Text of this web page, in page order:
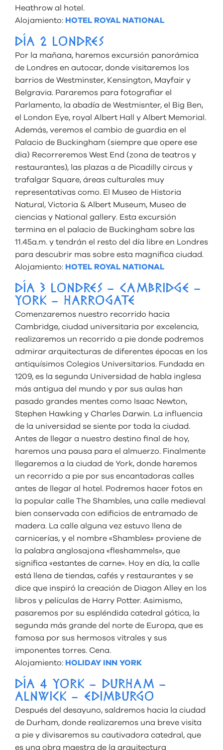
Heathrow al hotel.
Alojamiento: HOTEL ROYAL NATIONAL
DÍA 2 LONDRES
Por la mañana, haremos excursión panorámica
de Londres en autocar, donde visitaremos los
barrios de Westminster, Kensington, Mayfair y
Belgravia. Pararemos para fotografiar el
Parlamento, la abadía de Westmisnter, el Big Ben,
el London Eye, royal Albert Hall y Albert Memorial.
Además, veremos el cambio de guardia en el
Palacio de Buckingham (siempre que opere ese
dia) Recorreremos West End (zona de teatros y
restaurantes), las plazas a de Picadilly circus y
trafalgar Square, áreas culturales muy
representativas como. El Museo de Historia
Natural, Victoria & Albert Museum, Museo de
ciencias y National gallery. Esta excursión
termina en el palacio de Buckingham sobre las
11.45a.m. y tendrán el resto del día libre en Londres
para descubrir mas sobre esta magnifica ciudad.
Alojamiento: HOTEL ROYAL NATIONAL
DÍA 3 LONDRES – CAMBRIDGE –
YORK – HARROGATE
Comenzaremos nuestro recorrido hacia
Cambridge, ciudad universitaria por excelencia,
realizaremos un recorrido a pie donde podremos
admirar arquitecturas de diferentes épocas en los
antiquísimos Colegios Universitarios. Fundada en
1209, es la segunda Universidad de habla inglesa
más antigua del mundo y por sus aulas han
pasado grandes mentes como Isaac Newton,
Stephen Hawking y Charles Darwin. La influencia
de la universidad se siente por toda la ciudad.
Antes de llegar a nuestro destino final de hoy,
haremos una pausa para el almuerzo. Finalmente
llegaremos a la ciudad de York, donde haremos
un recorrido a pie por sus encantadoras calles
antes de llegar al hotel. Podremos hacer fotos en
la popular calle The Shambles, una calle medieval
bien conservada con edificios de entramado de
madera. La calle alguna vez estuvo llena de
carnicerías, y el nombre «Shambles» proviene de
la palabra anglosajona «fleshammels», que
significa «estantes de carne». Hoy en día, la calle
está llena de tiendas, cafés y restaurantes y se
dice que inspiró la creación de Diagon Alley en los
libros y películas de Harry Potter. Asimismo,
pasaremos por su espléndida catedral gótica, la
segunda más grande del norte de Europa, que es
famosa por sus hermosos vitrales y sus
imponentes torres. Cena.
Alojamiento: HOLIDAY INN YORK
DÍA 4 YORK – DURHAM –
ALNWICK – EDIMBURGO
Después del desayuno, saldremos hacia la ciudad
de Durham, donde realizaremos una breve visita
a pie y divisaremos su cautivadora catedral, que
es una obra maestra de la arquitectura